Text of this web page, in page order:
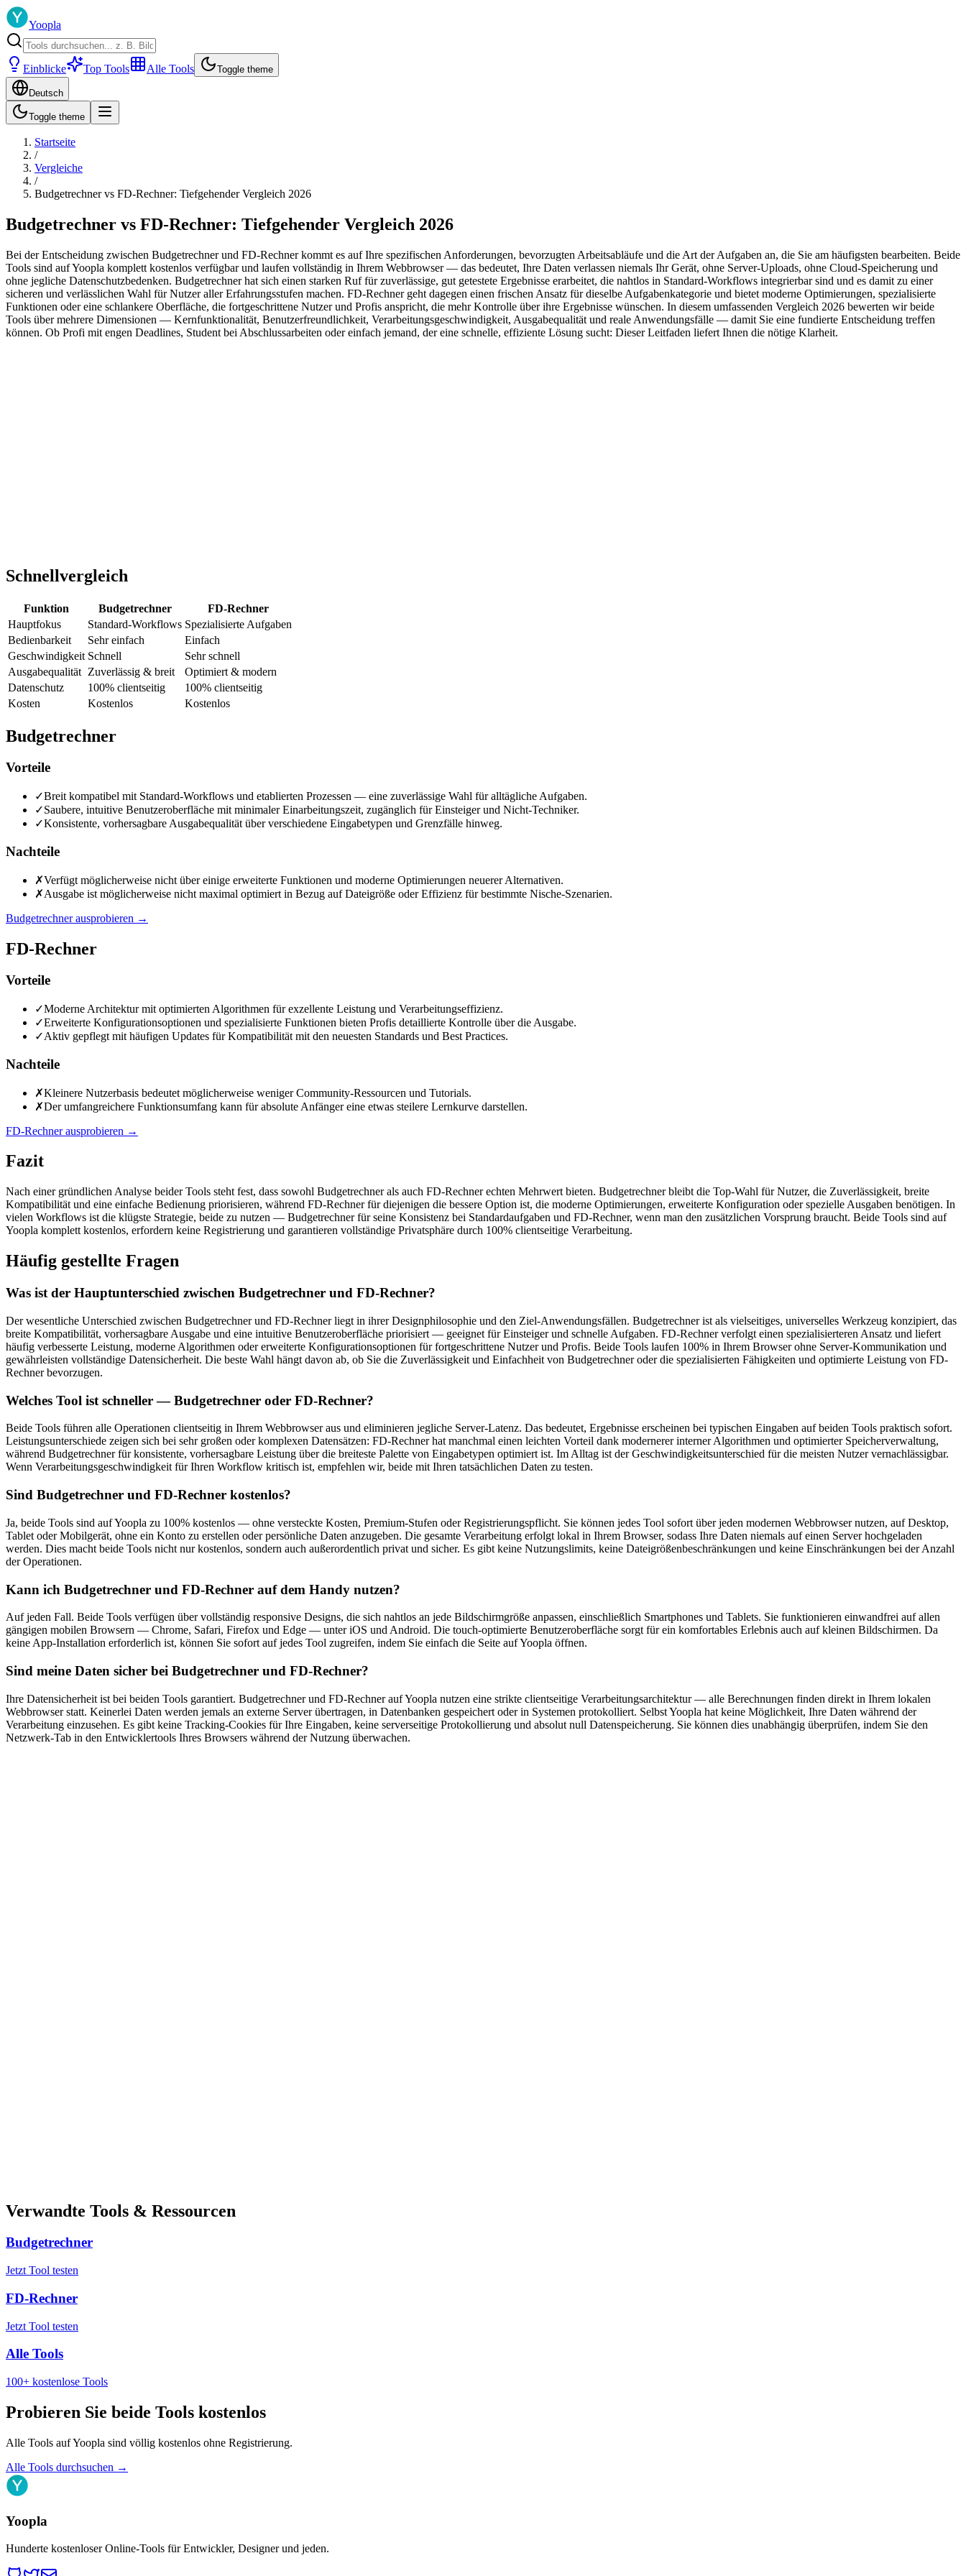
Yoopla
Einblicke Top Tools Alle Tools Toggle theme
Deutsch
Toggle theme
Startseite
/
Vergleiche
/
Budgetrechner vs FD-Rechner: Tiefgehender Vergleich 2026
Budgetrechner vs FD-Rechner: Tiefgehender Vergleich 2026
Bei der Entscheidung zwischen Budgetrechner und FD-Rechner kommt es auf Ihre spezifischen Anforderungen, bevorzugten Arbeitsabläufe und die Art der Aufgaben an, die Sie am häufigsten bearbeiten. Beide
Tools sind auf Yoopla komplett kostenlos verfügbar und laufen vollständig in Ihrem Webbrowser — das bedeutet, Ihre Daten verlassen niemals Ihr Gerät, ohne Server-Uploads, ohne Cloud-Speicherung und
ohne jegliche Datenschutzbedenken. Budgetrechner hat sich einen starken Ruf für zuverlässige, gut getestete Ergebnisse erarbeitet, die nahtlos in Standard-Workflows integrierbar sind und es damit zu einer
sicheren und verlässlichen Wahl für Nutzer aller Erfahrungsstufen machen. FD-Rechner geht dagegen einen frischen Ansatz für dieselbe Aufgabenkategorie und bietet moderne Optimierungen, spezialisierte
Funktionen oder eine schlankere Oberfläche, die fortgeschrittene Nutzer und Profis anspricht, die mehr Kontrolle über ihre Ergebnisse wünschen. In diesem umfassenden Vergleich 2026 bewerten wir beide
Tools über mehrere Dimensionen — Kernfunktionalität, Benutzerfreundlichkeit, Verarbeitungsgeschwindigkeit, Ausgabequalität und reale Anwendungsfälle — damit Sie eine fundierte Entscheidung treffen
können. Ob Profi mit engen Deadlines, Student bei Abschlussarbeiten oder einfach jemand, der eine schnelle, effiziente Lösung sucht: Dieser Leitfaden liefert Ihnen die nötige Klarheit.
Schnellvergleich
Funktion Budgetrechner
FD-Rechner
Hauptfokus
Standard-Workflows Spezialisierte Aufgaben
Bedienbarkeit
Sehr einfach
Einfach
Geschwindigkeit Schnell
Sehr schnell
Ausgabequalität Zuverlässig & breit
Optimiert & modern
Datenschutz
100% clientseitig
100% clientseitig
Kosten
Kostenlos Kostenlos
Budgetrechner
Vorteile
✓Breit kompatibel mit Standard-Workflows und etablierten Prozessen — eine zuverlässige Wahl für alltägliche Aufgaben.
✓Saubere, intuitive Benutzeroberfläche mit minimaler Einarbeitungszeit, zugänglich für Einsteiger und Nicht-Techniker.
✓Konsistente, vorhersagbare Ausgabequalität über verschiedene Eingabetypen und Grenzfälle hinweg.
Nachteile
✗Verfügt möglicherweise nicht über einige erweiterte Funktionen und moderne Optimierungen neuerer Alternativen.
✗Ausgabe ist möglicherweise nicht maximal optimiert in Bezug auf Dateigröße oder Effizienz für bestimmte Nische-Szenarien.
Budgetrechner ausprobieren →
FD-Rechner
Vorteile
✓Moderne Architektur mit optimierten Algorithmen für exzellente Leistung und Verarbeitungseffizienz.
✓Erweiterte Konfigurationsoptionen und spezialisierte Funktionen bieten Profis detaillierte Kontrolle über die Ausgabe.
✓Aktiv gepflegt mit häufigen Updates für Kompatibilität mit den neuesten Standards und Best Practices.
Nachteile
✗Kleinere Nutzerbasis bedeutet möglicherweise weniger Community-Ressourcen und Tutorials.
✗Der umfangreichere Funktionsumfang kann für absolute Anfänger eine etwas steilere Lernkurve darstellen.
FD-Rechner ausprobieren →
Fazit
Nach einer gründlichen Analyse beider Tools steht fest, dass sowohl Budgetrechner als auch FD-Rechner echten Mehrwert bieten. Budgetrechner bleibt die Top-Wahl für Nutzer, die Zuverlässigkeit, breite
Kompatibilität und eine einfache Bedienung priorisieren, während FD-Rechner für diejenigen die bessere Option ist, die moderne Optimierungen, erweiterte Konfiguration oder spezielle Ausgaben benötigen. In
vielen Workflows ist die klügste Strategie, beide zu nutzen — Budgetrechner für seine Konsistenz bei Standardaufgaben und FD-Rechner, wenn man den zusätzlichen Vorsprung braucht. Beide Tools sind auf
Yoopla komplett kostenlos, erfordern keine Registrierung und garantieren vollständige Privatsphäre durch 100% clientseitige Verarbeitung.
Häufig gestellte Fragen
Was ist der Hauptunterschied zwischen Budgetrechner und FD-Rechner?
Der wesentliche Unterschied zwischen Budgetrechner und FD-Rechner liegt in ihrer Designphilosophie und den Ziel-Anwendungsfällen. Budgetrechner ist als vielseitiges, universelles Werkzeug konzipiert, das
breite Kompatibilität, vorhersagbare Ausgabe und eine intuitive Benutzeroberfläche priorisiert — geeignet für Einsteiger und schnelle Aufgaben. FD-Rechner verfolgt einen spezialisierteren Ansatz und liefert
häufig verbesserte Leistung, moderne Algorithmen oder erweiterte Konfigurationsoptionen für fortgeschrittene Nutzer und Profis. Beide Tools laufen 100% in Ihrem Browser ohne Server-Kommunikation und
gewährleisten vollständige Datensicherheit. Die beste Wahl hängt davon ab, ob Sie die Zuverlässigkeit und Einfachheit von Budgetrechner oder die spezialisierten Fähigkeiten und optimierte Leistung von FD-
Rechner bevorzugen.
Welches Tool ist schneller — Budgetrechner oder FD-Rechner?
Beide Tools führen alle Operationen clientseitig in Ihrem Webbrowser aus und eliminieren jegliche Server-Latenz. Das bedeutet, Ergebnisse erscheinen bei typischen Eingaben auf beiden Tools praktisch sofort.
Leistungsunterschiede zeigen sich bei sehr großen oder komplexen Datensätzen: FD-Rechner hat manchmal einen leichten Vorteil dank modernerer interner Algorithmen und optimierter Speicherverwaltung,
während Budgetrechner für konsistente, vorhersagbare Leistung über die breiteste Palette von Eingabetypen optimiert ist. Im Alltag ist der Geschwindigkeitsunterschied für die meisten Nutzer vernachlässigbar.
Wenn Verarbeitungsgeschwindigkeit für Ihren Workflow kritisch ist, empfehlen wir, beide mit Ihren tatsächlichen Daten zu testen.
Sind Budgetrechner und FD-Rechner kostenlos?
Ja, beide Tools sind auf Yoopla zu 100% kostenlos — ohne versteckte Kosten, Premium-Stufen oder Registrierungspflicht. Sie können jedes Tool sofort über jeden modernen Webbrowser nutzen, auf Desktop,
Tablet oder Mobilgerät, ohne ein Konto zu erstellen oder persönliche Daten anzugeben. Die gesamte Verarbeitung erfolgt lokal in Ihrem Browser, sodass Ihre Daten niemals auf einen Server hochgeladen
werden. Dies macht beide Tools nicht nur kostenlos, sondern auch außerordentlich privat und sicher. Es gibt keine Nutzungslimits, keine Dateigrößenbeschränkungen und keine Einschränkungen bei der Anzahl
der Operationen.
Kann ich Budgetrechner und FD-Rechner auf dem Handy nutzen?
Auf jeden Fall. Beide Tools verfügen über vollständig responsive Designs, die sich nahtlos an jede Bildschirmgröße anpassen, einschließlich Smartphones und Tablets. Sie funktionieren einwandfrei auf allen
gängigen mobilen Browsern — Chrome, Safari, Firefox und Edge — unter iOS und Android. Die touch-optimierte Benutzeroberfläche sorgt für ein komfortables Erlebnis auch auf kleinen Bildschirmen. Da
keine App-Installation erforderlich ist, können Sie sofort auf jedes Tool zugreifen, indem Sie einfach die Seite auf Yoopla öffnen.
Sind meine Daten sicher bei Budgetrechner und FD-Rechner?
Ihre Datensicherheit ist bei beiden Tools garantiert. Budgetrechner und FD-Rechner auf Yoopla nutzen eine strikte clientseitige Verarbeitungsarchitektur — alle Berechnungen finden direkt in Ihrem lokalen
Webbrowser statt. Keinerlei Daten werden jemals an externe Server übertragen, in Datenbanken gespeichert oder in Systemen protokolliert. Selbst Yoopla hat keine Möglichkeit, Ihre Daten während der
Verarbeitung einzusehen. Es gibt keine Tracking-Cookies für Ihre Eingaben, keine serverseitige Protokollierung und absolut null Datenspeicherung. Sie können dies unabhängig überprüfen, indem Sie den
Netzwerk-Tab in den Entwicklertools Ihres Browsers während der Nutzung überwachen.
Verwandte Tools & Ressourcen
Budgetrechner
Jetzt Tool testen
FD-Rechner
Jetzt Tool testen
Alle Tools
100+ kostenlose Tools
Probieren Sie beide Tools kostenlos
Alle Tools auf Yoopla sind völlig kostenlos ohne Registrierung.
Alle Tools durchsuchen →
Yoopla
Hunderte kostenloser Online-Tools für Entwickler, Designer und jeden.